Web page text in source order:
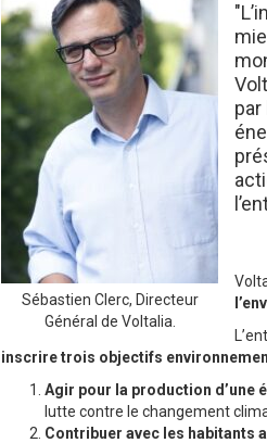
Sébastien Clerc, Directeur
Général de Voltalia.
inscrire trois objectifs
Agir pour la production d’une
lutte contre le changement
Contribuer avec les habitants